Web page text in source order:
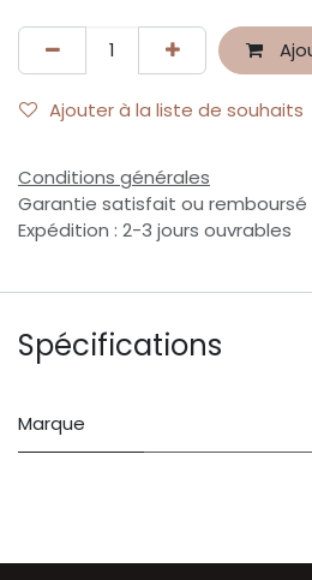
Ajouter à la liste de souhaits
Conditions générales
Garantie satisfait ou remboursé
Expédition : 2-3 jours ouvrables
Spécifications
Marque